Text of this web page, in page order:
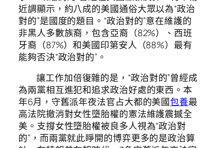
近調顯示，約八成的美國通俗大眾以為“政治
對的”是國度的題目。“政治對的”意在維護的
非黑人多數族裔，包含亞裔（82%）、西班
牙裔（87%）和美國印第安人（88%）最有
能夠否決“政治對的”。
讓工作加倍復雜的是，“政治對的”曾經成
為兩黨相互進犯和追求政治好處的東西。本
年6月，守舊派年夜法官占大都的美國包養最
高法院撤消對女性墮胎權的憲法維護震撼全
美。支撐女性墮胎權被良多人視為“政治對
的”，而兩黨就此睜開的博弈更多的是政治算